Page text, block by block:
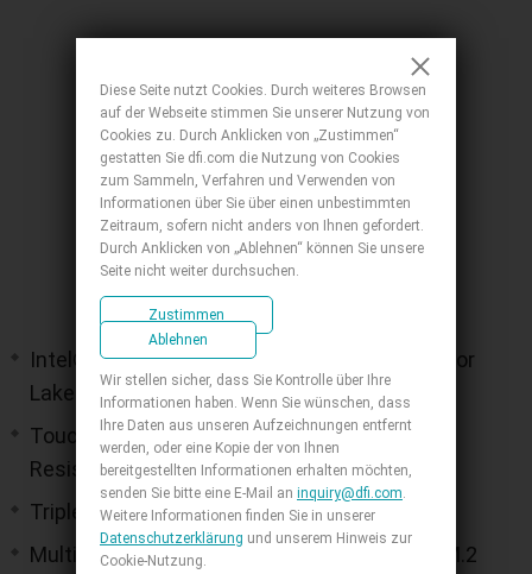
Intel® Arrow Lake U Processors, Intel® Meteor
Lake U Processors
Touch Type: Projected Capacitive / 5-Wire
Resistive Touch
Triple Display: HDMI + DP++ + USB Type C
Multiple Expansions: M.2 3042/2280 M Key, M.2
Diese Seite nutzt Cookies. Durch weiteres Browsen
auf der Webseite stimmen Sie unserer Nutzung von
Cookies zu. Durch Anklicken von „Zustimmen“
gestatten Sie dfi.com die Nutzung von Cookies
zum Sammeln, Verfahren und Verwenden von
Informationen über Sie über einen unbestimmten
Zeitraum, sofern nicht anders von Ihnen gefordert.
Durch Anklicken von „Ablehnen“ können Sie unsere
Seite nicht weiter durchsuchen.
Zustimmen
Ablehnen
Wir stellen sicher, dass Sie Kontrolle über Ihre
Informationen haben. Wenn Sie wünschen, dass
Ihre Daten aus unseren Aufzeichnungen entfernt
werden, oder eine Kopie der von Ihnen
bereitgestellten Informationen erhalten möchten,
senden Sie bitte eine E-Mail an inquiry@dfi.com
Weitere Informationen finden Sie in unserer
Datenschutzerklärung und unserem Hinweis zur
Cookie-Nutzung.